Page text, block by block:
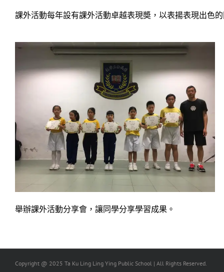
課外活動每年設有課外活動卓越表現奬，以表揚表現出色
舉辦課外活動分享會，讓同學分享學習成果。
Copyright @ 2025 Ta Ku Ling Ling Ying Public School | All Rights Reserved.